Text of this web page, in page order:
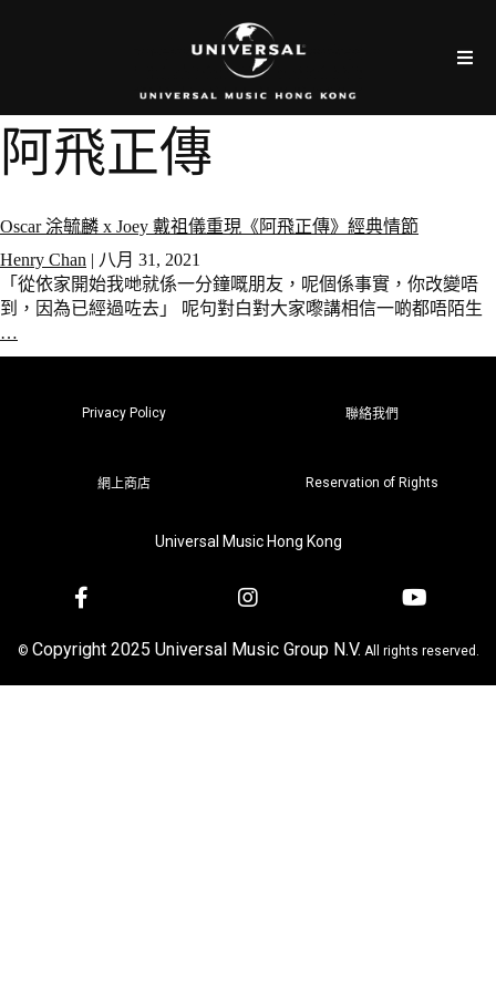
阿飛正傳
Oscar 涂毓麟 x Joey 戴祖儀重現《阿飛正傳》經典情節
Henry Chan | 八月 31, 2021
「從依家開始我哋就係一分鐘嘅朋友，呢個係事實，你改變唔
到，因為已經過咗去」 呢句對白對大家嚟講相信一啲都唔陌生
…
Privacy Policy 聯絡我們
網上商店 Reservation of Rights
Universal Music Hong Kong
© Copyright 2025 Universal Music Group N.V. All rights reserved.